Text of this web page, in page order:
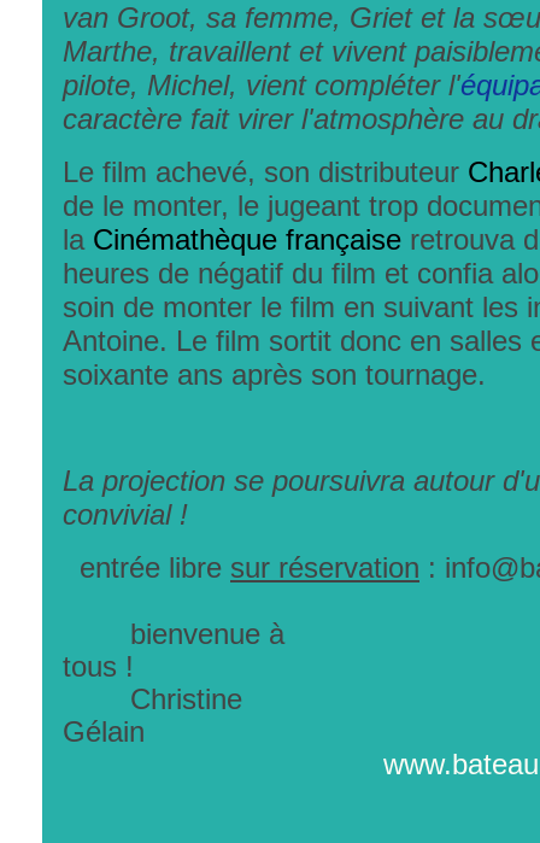
van Groot, sa femme, Griet et la
Marthe, travaillent et vivent
pilote, Michel, vient compléter l'
caractère fait virer l'atmosphère au
Le film achevé, son distributeur
de le monter, le jugeant trop
la Cinémathèque française retrouva
heures de négatif du film et confia
soin de monter le film en suivant les
Antoine. Le film sortit donc en salles
soixante ans après son tournage.
La projection se poursuivra autour
convivial !
entrée libre sur réservation :
bienvenue à
Christine